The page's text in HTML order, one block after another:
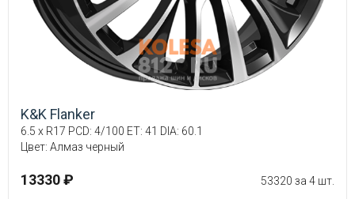
K&K Flanker
6.5 x R17 PCD: 4/100 ET: 41 DIA: 60.1
Цвет: Алмаз черный
13330 ₽ 53320 за 4 шт.